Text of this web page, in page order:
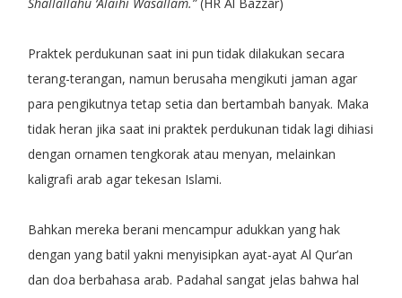
Praktek perdukunan saat ini pun tidak dilakukan secara
terang-terangan, namun berusaha mengikuti jaman agar
para pengikutnya tetap setia dan bertambah banyak. Maka
tidak heran jika saat ini praktek perdukunan tidak lagi dihiasi
dengan ornamen tengkorak atau menyan, melainkan
kaligrafi arab agar tekesan Islami.
Bahkan mereka berani mencampur adukkan yang hak
dengan yang batil yakni menyisipkan ayat-ayat Al Qur’an
dan doa berbahasa arab. Padahal sangat jelas bahwa hal